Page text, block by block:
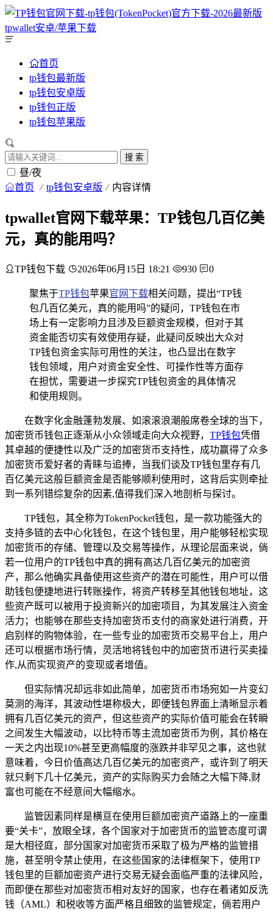
首页
tp钱包最新版
tp钱包安卓版
tp钱包正版
tp钱包苹果版
搜 索
昼/夜
首页 tp钱包安卓版 内容详情
tpwallet官网下载苹果：TP钱包几百亿美
元，真的能用吗？
TP钱包下载 2026年06月15日 18:21 930 0
聚焦于TP钱包苹果官网下载相关问题，提出“TP钱
包几百亿美元，真的能用吗”的疑问，TP钱包在市
场上有一定影响力且涉及巨额资金规模，但对于其
资金能否切实有效使用存疑，此疑问反映出大众对
TP钱包资金实际可用性的关注，也凸显出在数字
钱包领域，用户对资金安全性、可操作性等方面存
在担忧，需要进一步探究TP钱包资金的具体情况
和使用规则。
在数字化金融蓬勃发展、如滚滚浪潮般席卷全球的当下，
加密货币钱包正逐渐从小众领域走向大众视野， TP钱包凭借
其卓越的便捷性以及广泛的加密货币支持性，成功赢得了众多
加密货币爱好者的青睐与追捧，当我们谈及TP钱包里存有几
百亿美元这般巨额资金是否能够顺利使用时，这背后实则牵扯
到一系列错综复杂的因素,值得我们深入地剖析与探讨。
TP钱包，其全称为TokenPocket钱包，是一款功能强大的
支持多链的去中心化钱包，在这个钱包里，用户能够轻松实现
加密货币的存储、管理以及交易等操作，从理论层面来说，倘
若一位用户的TP钱包中真的拥有高达几百亿美元的加密资
产，那么他确实具备使用这些资产的潜在可能性，用户可以借
助钱包便捷地进行转账操作，将资产转移至其他钱包地址，这
些资产既可以被用于投资新兴的加密项目，为其发展注入资金
活力；也能够在那些支持加密货币支付的商家处进行消费，开
启别样的购物体验，在一些专业的加密货币交易平台上，用户
还可以根据市场行情，灵活地将钱包中的加密货币进行买卖操
作,从而实现资产的变现或者增值。
但实际情况却远非如此简单，加密货币市场宛如一片变幻
莫测的海洋，其波动性堪称极大，即便钱包界面上清晰显示着
拥有几百亿美元的资产，但这些资产的实际价值可能会在转瞬
之间发生大幅波动，以比特币等主流加密货币为例，其价格在
一天之内出现10%甚至更高幅度的涨跌并非罕见之事，这也就
意味着，今日价值高达几百亿美元的加密资产，或许到了明天
就只剩下几十亿美元，资产的实际购买力会随之大幅下降,财
富也可能在不经意间大幅缩水。
监管因素同样是横亘在使用巨额加密资产道路上的一座重
要“关卡”，放眼全球，各个国家对于加密货币的监管态度可谓
是大相径庭，部分国家对加密货币采取了极为严格的监管措
施，甚至明令禁止使用，在这些国家的法律框架下，使用TP
钱包里的巨额加密资产进行交易无疑会面临严重的法律风险，
而即便在那些对加密货币相对友好的国家，也存在着诸如反洗
钱（AML）和税收等方面严格且细致的监管规定，倘若用户